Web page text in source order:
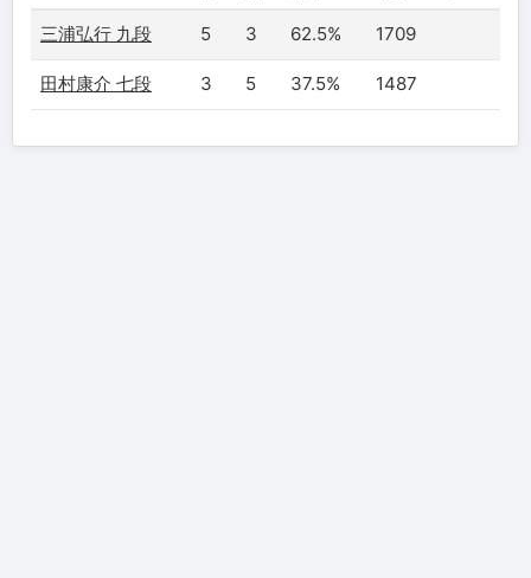
三浦弘行 九段 5 3 62.5% 1709
田村康介 七段 3 5 37.5% 1487